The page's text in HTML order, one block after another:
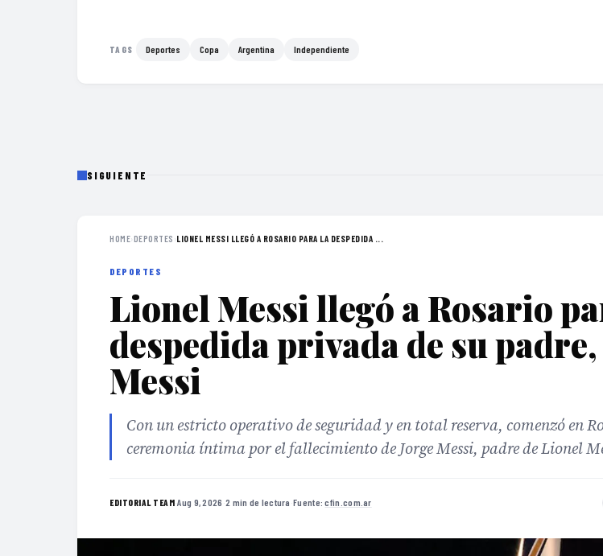
TAGS Deportes Copa Argentina Independiente
SIGUIENTE
HOME›DEPORTES ›LIONEL MESSI LLEGÓ A ROSARIO PARA LA DESPEDIDA ...
DEPORTES
Lionel Messi llegó a Rosario
despedida privada de su
Messi
Con un estricto operativo de seguridad y en total reserva, comenzó en
ceremonia íntima por el fallecimiento de Jorge Messi, padre de Lionel
EDITORIAL TEAM·Aug 9, 2026 ·2 min de lectura ·Fuente:cfin.com.ar